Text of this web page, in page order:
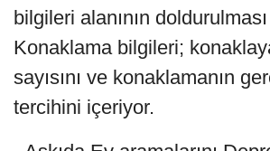
bilgileri alanının
Konaklama bilgileri;
sayısını ve konaklamanın
tercihini içeriyor.